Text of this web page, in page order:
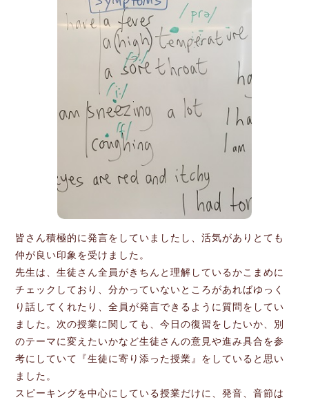
皆さん積極的に発言をしていましたし、活気がありとても
仲が良い印象を受けました。
先生は、生徒さん全員がきちんと理解しているかこまめに
チェックしており、分かっていないところがあればゆっく
り話してくれたり、全員が発言できるように質問をしてい
ました。次の授業に関しても、今日の復習をしたいか、別
のテーマに変えたいかなど生徒さんの意見や進み具合を参
考にしていて『生徒に寄り添った授業』をしていると思い
ました。
スピーキングを中心にしている授業だけに、発音、音節は